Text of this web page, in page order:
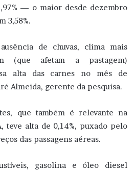
— o maior desde dezembro
3,58%.
de chuvas, clima mais
(que afetam a pastagem)
alta das carnes no mês de
Almeida, gerente da pesquisa.
que também é relevante na
teve alta de 0,14%, puxado pelo
das passagens aéreas.
gasolina e óleo diesel